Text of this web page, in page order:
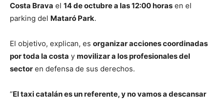
Costa Brava el 14 de octubre a las 12:00 horas en el
parking del Mataró Park.
El objetivo, explican, es organizar acciones coordinadas
por toda la costa y movilizar a los profesionales del
sector en defensa de sus derechos.
“El taxi catalán es un referente, y no vamos a descansar